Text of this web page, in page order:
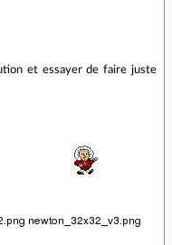
et essayer de faire juste